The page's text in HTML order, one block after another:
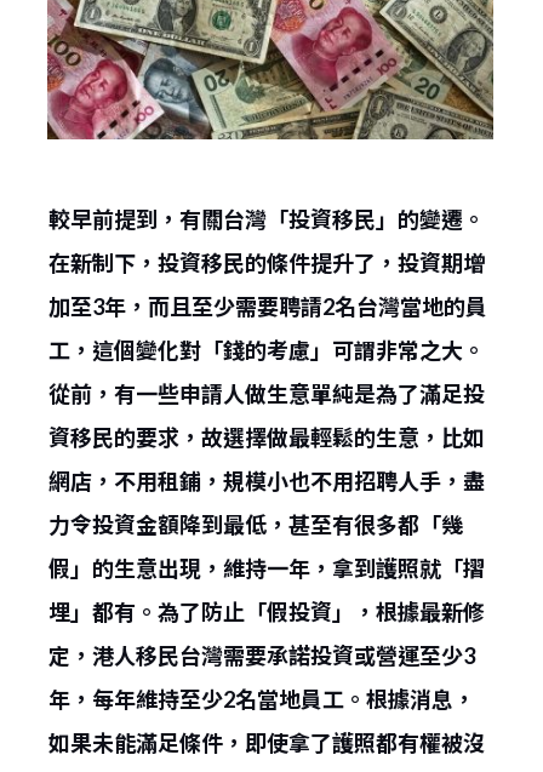
較早前提到，有關台灣「投資移民」的變遷。
在新制下，投資移民的條件提升了，投資期增
加至3年，而且至少需要聘請2名台灣當地的員
工，這個變化對「錢的考慮」可謂非常之大。
從前，有一些申請人做生意單純是為了滿足投
資移民的要求，故選擇做最輕鬆的生意，比如
網店，不用租鋪，規模小也不用招聘人手，盡
力令投資金額降到最低，甚至有很多都「幾
假」的生意出現，維持一年，拿到護照就「摺
埋」都有。為了防止「假投資」，根據最新修
定，港人移民台灣需要承諾投資或營運至少3
年，每年維持至少2名當地員工。根據消息，
如果未能滿足條件，即使拿了護照都有權被沒